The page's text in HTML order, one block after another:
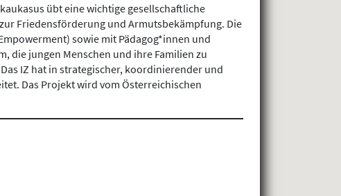
übt eine wichtige gesellschaftliche
Friedensförderung und Armutsbekämpfung. Die
sowie mit Pädagog*innen und
die jungen Menschen und ihre Familien zu
IZ hat in strategischer, koordinierender und
Das Projekt wird vom Österreichischen